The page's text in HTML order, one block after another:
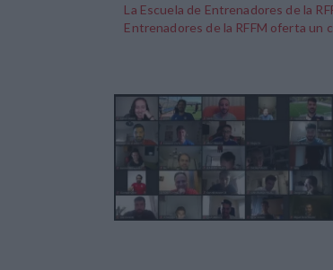
La Escuela de Entrenadores de la
Entrenadores de la RFFM oferta un